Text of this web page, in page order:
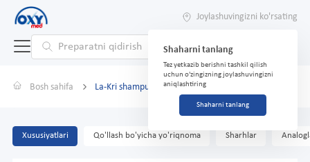
Joylashuvingizni ko'rsating
Shaharni tanlang
Tez yetkazib berishni tashkil qilish
uchun o'zingizning joylashuvingizni
aniqlashtiring
Shaharni tanlang
Bosh sahifa La-Kri shampun-ko'pik 0+ 150ml
Xususiyatlari Qo'llash bo'yicha yo'riqnoma Sharhlar